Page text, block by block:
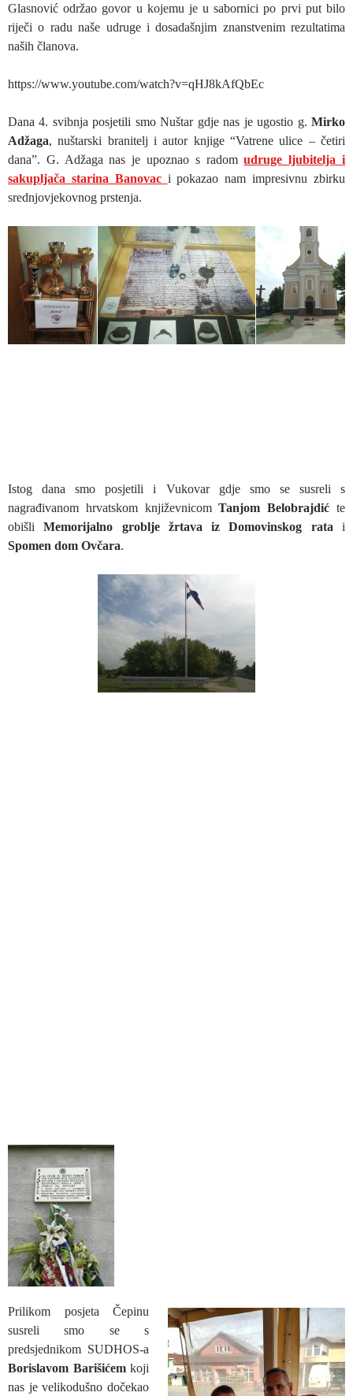
Glasnović održao govor u kojemu je u sabornici po prvi put bilo
riječi o radu naše udruge i dosadašnjim znanstvenim rezultatima
naših članova.
https://www.youtube.com/watch?v=qHJ8kAfQbEc
Dana 4. svibnja posjetili smo Nuštar gdje nas je ugostio g. Mirko
Adžaga, nuštarski branitelj i autor knjige “Vatrene ulice – četiri
dana”. G. Adžaga nas je upoznao s radomudruge ljubitelja i
sakupljača starina Banovac i pokazao nam impresivnu zbirku
srednjovjekovnog prstenja.
Istog dana smo posjetili i Vukovar gdje smo se susreli s
nagrađivanom hrvatskom književnicomTanjom Belobrajdić te
obišliMemorijalno groblje žrtava iz Domovinskog rata i
Spomen dom Ovčara.
Prilikom posjeta Čepinu
susreli smo se s
predsjednikom SUDHOS-a
Borislavom Barišićemkoji
nas je velikodušno dočekao